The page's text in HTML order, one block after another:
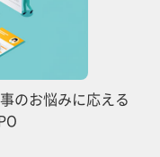
のお悩みに応える